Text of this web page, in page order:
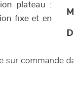
plateau :
fixe et en
sur commande